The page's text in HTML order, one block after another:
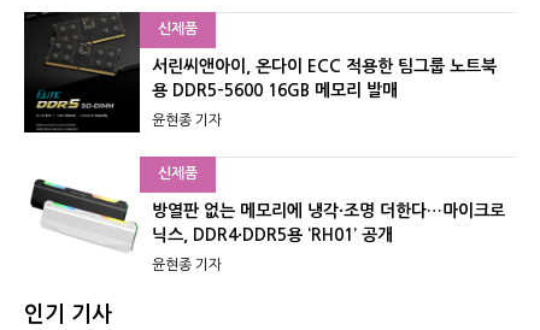
신제품
서린씨앤아이, 온다이 ECC 적용한 팀그룹 노트북
용 DDR5-5600 16GB 메모리 발매
윤현종 기자
신제품
방열판 없는 메모리에 냉각·조명 더한다…마이크로
닉스, DDR4·DDR5용 ‘RH01’ 공개
윤현종 기자
인기 기사